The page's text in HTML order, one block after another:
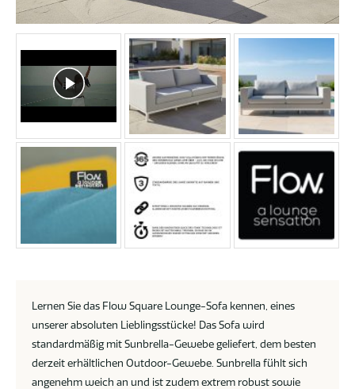
Lernen Sie das Flow Square Lounge-Sofa kennen, eines
unserer absoluten Lieblingsstücke! Das Sofa wird
standardmäßig mit Sunbrella-Gewebe geliefert, dem besten
derzeit erhältlichen Outdoor-Gewebe. Sunbrella fühlt sich
angenehm weich an und ist zudem extrem robust sowie